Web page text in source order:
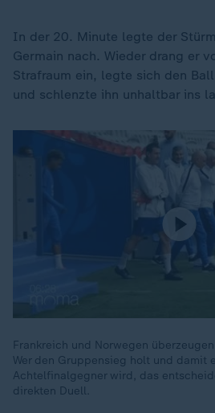
In der 20. Minute legte der
Germain nach. Wieder drang er
Strafraum ein, legte sich den
und schlenzte ihn unhaltbar ins
Frankreich und Norwegen
Wer den Gruppensieg holt und damit
Achtelfinalgegner wird, das
direkten Duell.